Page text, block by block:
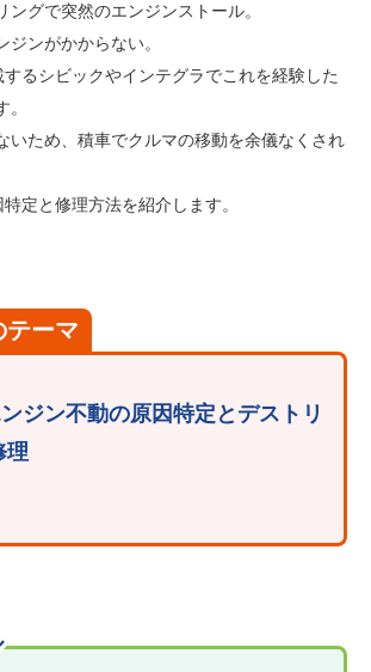
ングで突然のエンジンストール。
ジンがかからない。
るシビックやインテグラでこれを経験した
いため、積車でクルマの移動を余儀なくされ
定と修理方法を紹介します。
テーマ
ジン不動の原因特定とデストリ
理